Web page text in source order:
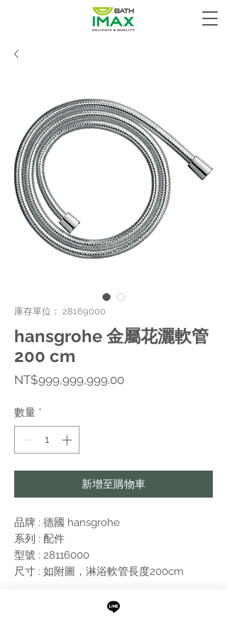
庫存單位： 28169000
hansgrohe 金屬花灑軟管
200 cm
NT$999,999,999.00價
數量 *
新增至購物車
品牌 : 德國 hansgrohe
系列 : 配件
型號 : 28116000
尺寸 : 如附圖，淋浴軟管長度200cm